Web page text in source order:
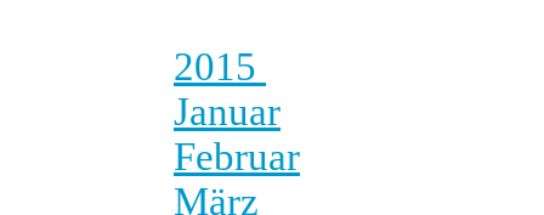
2015
Januar
Februar
März